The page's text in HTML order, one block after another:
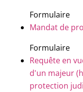
Formulaire
Mandat de
Formulaire
Requête en
d'un majeur
protection